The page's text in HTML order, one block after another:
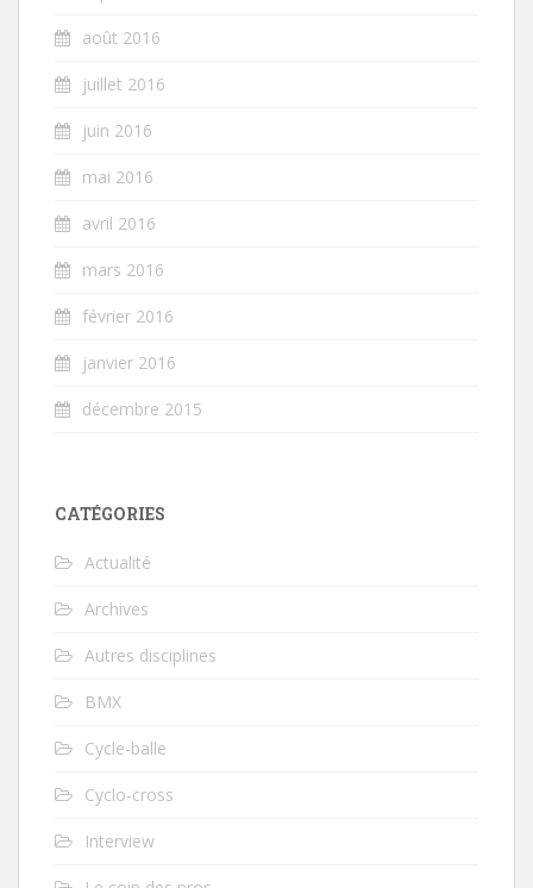
août 2016
juillet 2016
juin 2016
mai 2016
avril 2016
mars 2016
février 2016
janvier 2016
décembre 2015
CATÉGORIES
Actualité
Archives
Autres disciplines
BMX
Cycle-balle
Cyclo-cross
Interview